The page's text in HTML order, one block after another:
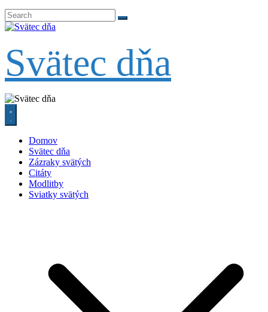
Svätec dňa
Domov
Svätec dňa
Zázraky svätých
Citáty
Modlitby
Sviatky svätých